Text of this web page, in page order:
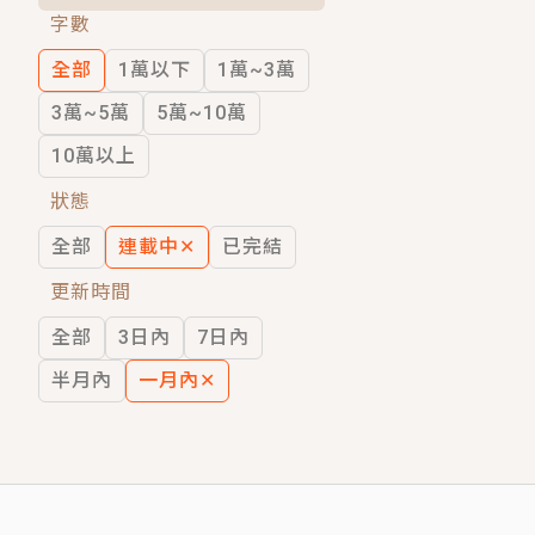
穿越｜《穿越遠古後成了野人娘子》你
字數
全部
1萬以下
1萬~3萬
3萬~5萬
5萬~10萬
10萬以上
狀態
全部
連載中 ✕
已完結
更新時間
全部
3日內
7日內
半月內
一月內 ✕